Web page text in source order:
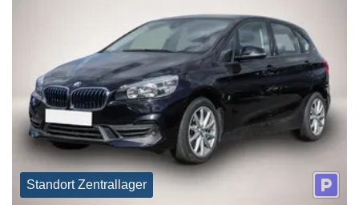
Standort Zentrallager